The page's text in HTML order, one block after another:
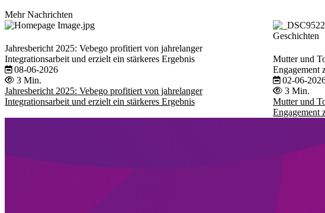
Mehr Nachrichten
Jahresbericht 2025: Vebego profitiert von jahrelanger
Integrationsarbeit und erzielt ein stärkeres Ergebnis
08-06-2026
3 Min.
Jahresbericht 2025: Vebego profitiert von jahrelanger
Integrationsarbeit und erzielt ein stärkeres Ergebnis
Geschichten
Mutter und
Engagement
02-06-
3 Min.
Mutter und
Engagement